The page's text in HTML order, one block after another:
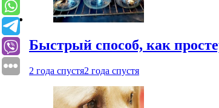
Быстрый способ, как
2 года спустя2 года спустя